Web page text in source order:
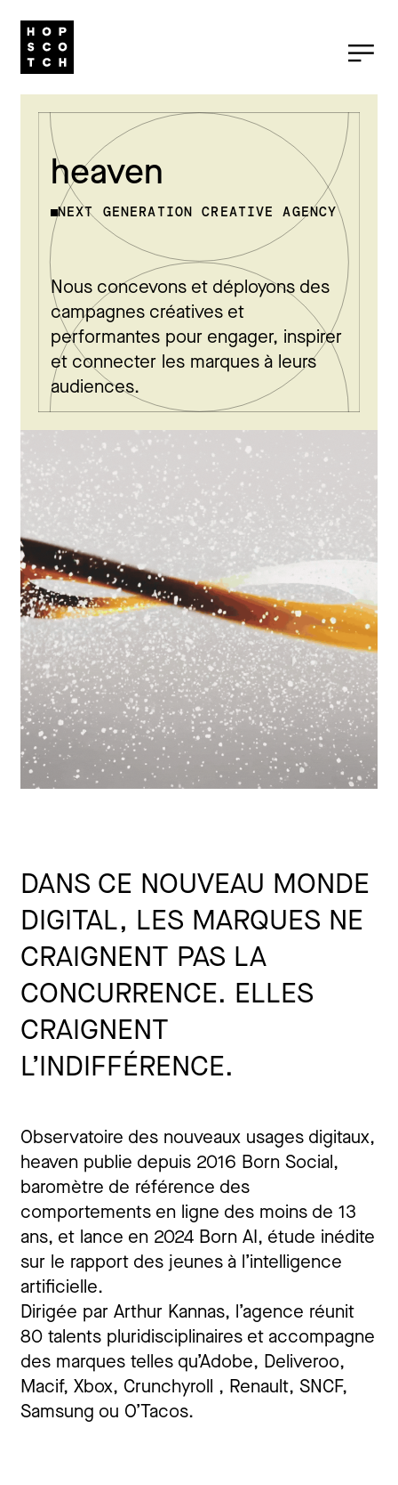
heaven
NEXT GENERATION CREATIVE AGENCY
Nous concevons et déployons des
campagnes créatives et
performantes pour engager, inspirer
et connecter les marques à leurs
audiences.
DANS CE NOUVEAU MONDE
DIGITAL, LES MARQUES NE
CRAIGNENT PAS LA
CONCURRENCE. ELLES
CRAIGNENT
L’INDIFFÉRENCE.
Observatoire des nouveaux usages digitaux,
heaven publie depuis 2016 Born Social,
baromètre de référence des
comportements en ligne des moins de 13
ans, et lance en 2024 Born AI, étude inédite
sur le rapport des jeunes à l’intelligence
artificielle.
Dirigée par Arthur Kannas, l’agence réunit
80 talents pluridisciplinaires et accompagne
des marques telles qu’Adobe, Deliveroo,
Macif, Xbox, Crunchyroll , Renault, SNCF,
Samsung ou O’Tacos.